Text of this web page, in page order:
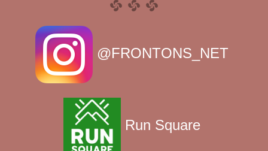
@FRONTONS_NET
Run Square